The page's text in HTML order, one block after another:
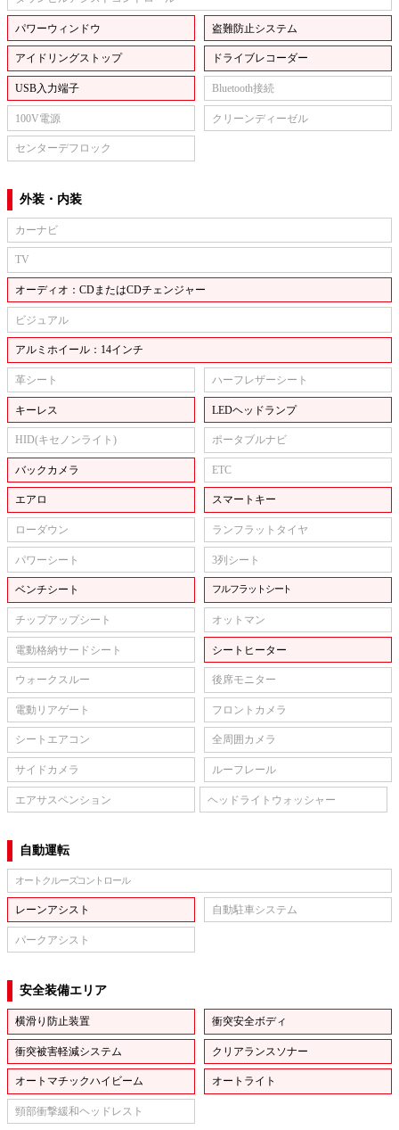
パワーウィンドウ 盗難防止システム
アイドリングストップ ドライブレコーダー
USB入力端子 Bluetooth接続
100V電源 クリーンディーゼル
センターデフロック
外装・内装
カーナビ
TV
オーディオ：CDまたはCDチェンジャー
ビジュアル
アルミホイール：14インチ
革シート ハーフレザーシート
キーレス LEDヘッドランプ
HID(キセノンライト) ポータブルナビ
バックカメラ ETC
エアロ スマートキー
ローダウン ランフラットタイヤ
パワーシート 3列シート
ベンチシート フルフラットシート
チップアップシート オットマン
電動格納サードシート シートヒーター
ウォークスルー 後席モニター
電動リアゲート フロントカメラ
シートエアコン 全周囲カメラ
サイドカメラ ルーフレール
エアサスペンション ヘッドライトウォッシャー
自動運転
オートクルーズコントロール
レーンアシスト 自動駐車システム
パークアシスト
安全装備エリア
横滑り防止装置 衝突安全ボディ
衝突被害軽減システム クリアランスソナー
オートマチックハイビーム オートライト
頸部衝撃緩和ヘッドレスト